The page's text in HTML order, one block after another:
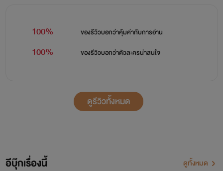
“ อือ .. “
100% ของรีวิวบอกว่าคุ้มค่ากับการอ่าน
100% ของรีวิวบอกว่าตัวละครน่าสนใจ
ดูรีวิวทั้งหมด
อีบุ๊กเรื่องนี้ ดูทั้งหมด